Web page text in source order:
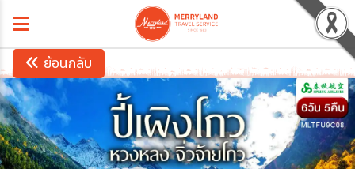
ย้อนกลับ